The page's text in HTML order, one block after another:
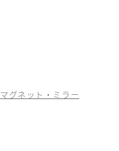
マグネット・ミラー